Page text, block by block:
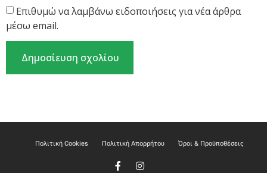
Επιθυμώ να λαμβάνω ειδοποιήσεις για νέα άρθρα
μέσω email.
Πολιτική Cookies Πολιτική Απορρήτου Όροι & Προϋποθέσεις